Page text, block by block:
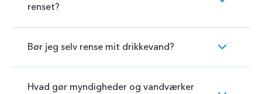
renset?
Bør jeg selv rense mit drikkevand?
Hvad gør myndigheder og vandværker